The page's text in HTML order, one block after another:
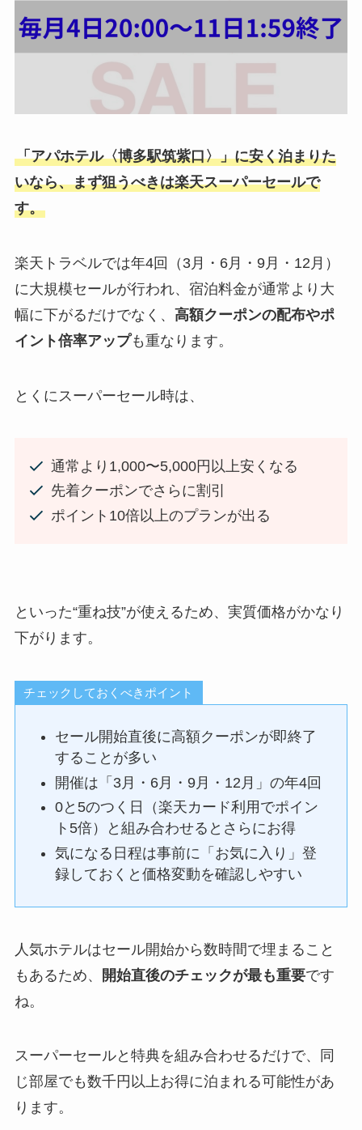
「アパホテル〈博多駅筑紫口〉」に安く泊まりた
いなら、まず狙うべきは楽天スーパーセールで
す。
楽天トラベルでは年4回（3月・6月・9月・12月）
に大規模セールが行われ、宿泊料金が通常より大
幅に下がるだけでなく、 高額クーポンの配布やポ
イント倍率アップも重なります。
とくにスーパーセール時は、
通常より1,000〜5,000円以上安くなる
先着クーポンでさらに割引
ポイント10倍以上のプランが出る
といった“重ね技”が使えるため、実質価格がかなり
下がります。
チェックしておくべきポイント
セール開始直後に高額クーポンが即終了
することが多い
開催は「3月・6月・9月・12月」の年4回
0と5のつく日（楽天カード利用でポイン
ト5倍）と組み合わせるとさらにお得
気になる日程は事前に「お気に入り」登
録しておくと価格変動を確認しやすい
人気ホテルはセール開始から数時間で埋まること
もあるため、
開始直後のチェックが最も重要です
ね。
スーパーセールと特典を組み合わせるだけで、同
じ部屋でも数千円以上お得に泊まれる可能性があ
ります。